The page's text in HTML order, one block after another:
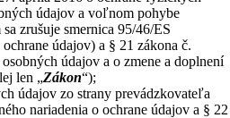
údajov a voľnom pohybe
zrušuje smernica 95/46/ES
údajov) a § 21 zákona č.
údajov a o zmene a doplnení
len „Zákon“);
údajov zo strany prevádzkovateľa
nariadenia o ochrane údajov a § 22